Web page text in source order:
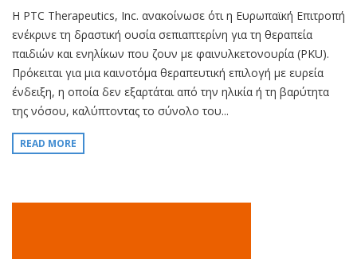
Η PTC Therapeutics, Inc. ανακοίνωσε ότι η Ευρωπαϊκή Επιτροπή
ενέκρινε τη δραστική ουσία σεπιαπτερίνη για τη θεραπεία
παιδιών και ενηλίκων που ζουν με φαινυλκετονουρία (PKU).
Πρόκειται για μια καινοτόμα θεραπευτική επιλογή με ευρεία
ένδειξη, η οποία δεν εξαρτάται από την ηλικία ή τη βαρύτητα
της νόσου, καλύπτοντας το σύνολο του...
READ MORE